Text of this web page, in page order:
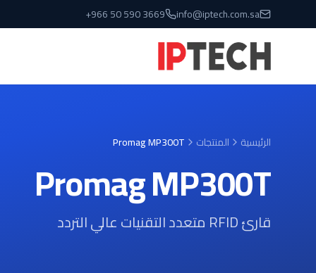
انتقل إلى المحتوى الرئيسي
info@iptech.com.sa
+966 50 590 3669
الرئيسية المنتجات Promag MP300T
Promag MP300T
قارئ RFID متعدد التقنيات عالي التردد